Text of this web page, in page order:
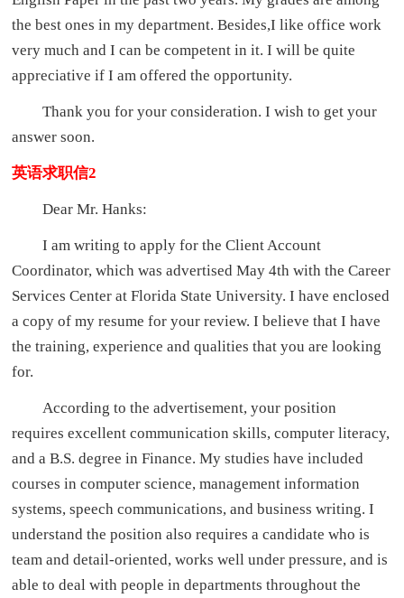
the best ones in my department. Besides,I like office work
very much and I can be competent in it. I will be quite
appreciative if I am offered the opportunity.
Thank you for your consideration. I wish to get your
answer soon.
英语求职信2
Dear Mr. Hanks:
I am writing to apply for the Client Account
Coordinator, which was advertised May 4th with the Career
Services Center at Florida State University. I have enclosed
a copy of my resume for your review. I believe that I have
the training, experience and qualities that you are looking
for.
According to the advertisement, your position
requires excellent communication skills, computer literacy,
and a B.S. degree in Finance. My studies have included
courses in computer science, management information
systems, speech communications, and business writing. I
understand the position also requires a candidate who is
team and detail-oriented, works well under pressure, and is
able to deal with people in departments throughout the